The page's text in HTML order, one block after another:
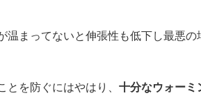
温まってないと伸張性も低下し最悪の
とを防ぐにはやはり、 十分なウォーミ